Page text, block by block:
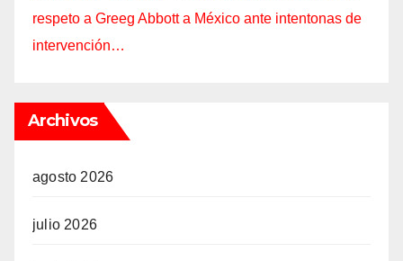
respeto a Greeg Abbott a México ante intentonas de
intervención…
Archivos
agosto 2026
julio 2026